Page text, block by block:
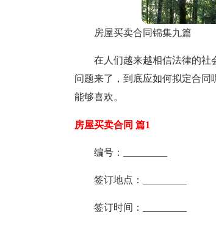
房屋买卖合同锦集九篇
在人们越来越相信法律的社
问题来了，到底应如何拟定合
能够喜欢。
房屋买卖合同 篇1
编号：_________
签订地点：_________
签订时间：_________